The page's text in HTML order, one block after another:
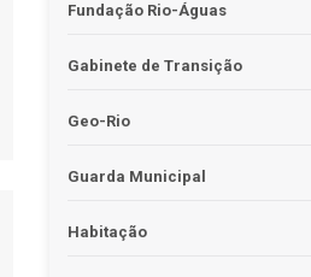
Fundação Rio-Águas
Gabinete de Transição
Geo-Rio
Guarda Municipal
Habitação